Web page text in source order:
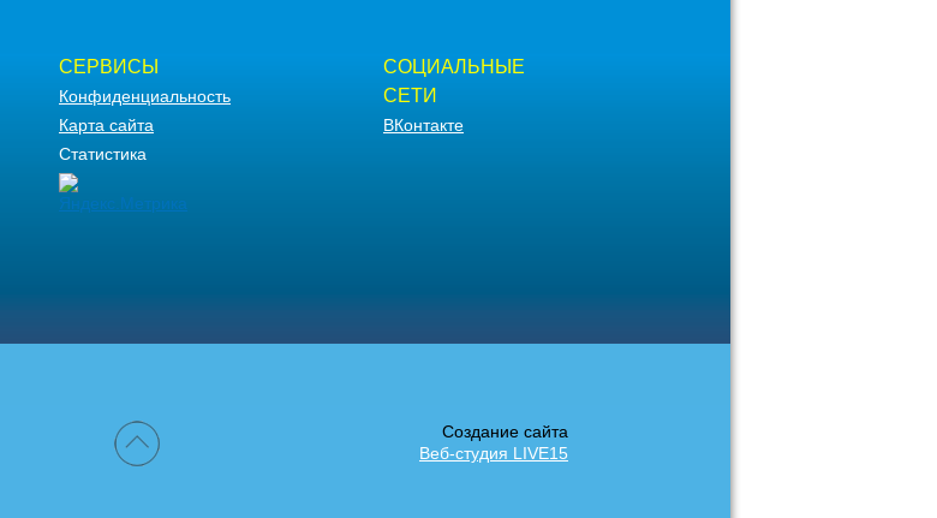
СЕРВИСЫ
Конфиденциальность
Карта сайта
Статистика
СОЦИАЛЬНЫЕ
СЕТИ
ВКонтакте
Создание сайта
Веб-студия LIVE15